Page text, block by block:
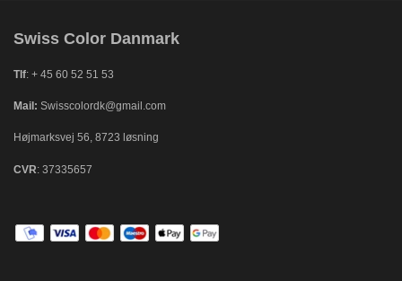
Swiss Color Danmark
Tlf: + 45 60 52 51 53
Mail: Swisscolordk@gmail.com
Højmarksvej 56, 8723 løsning
CVR: 37335657